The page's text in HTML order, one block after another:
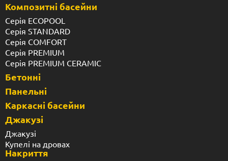
Композитні басейни
Серія ECOPOOL
Серія STANDARD
Серія COMFORT
Серія PREMIUM
Серія PREMIUM CERAMIC
Бетонні
Панельні
Каркасні басейни
Джакузі
Джакузі
Купелі на дровах
Накриття